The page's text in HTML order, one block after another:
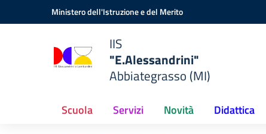
Vai ai contenuti
Vai al menu di navigazioneMinistero dell'Istruzione e del Merito
IIS
"E.Alessandrini"
Abbiategrasso (MI)
Scuola Servizi Novità Didattica